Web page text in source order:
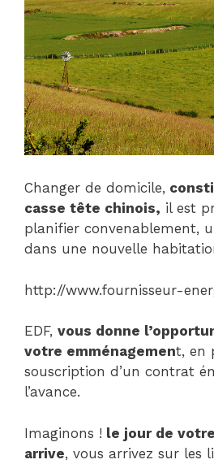
Changer de domicile,
casse tête chinois, il est
planifier convenablement,
dans une nouvelle
http://www.fournisseur-
EDF, vous donne
votre emménagement, en
souscription d’un contrat
l’avance.
Imaginons ! le jour de
arrive, vous arrivez sur les